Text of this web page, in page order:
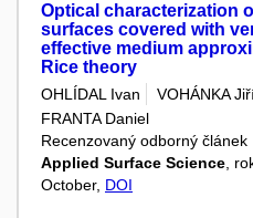
Optical characterization
surfaces covered with
effective medium
Rice theory
OHLÍDAL Ivan VOHÁNKA
FRANTA Daniel
Recenzovaný odborný článek
Applied Surface Science ,
October, DOI